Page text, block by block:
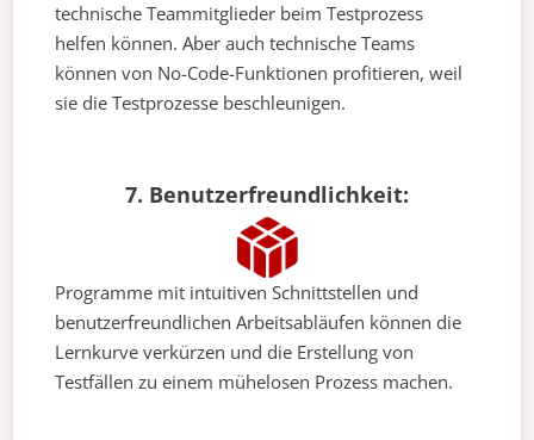
technische Teammitglieder beim Testprozess
helfen können. Aber auch technische Teams
können von No-Code-Funktionen profitieren, weil
sie die Testprozesse beschleunigen.
7. Benutzerfreundlichkeit:
Programme mit intuitiven Schnittstellen und
benutzerfreundlichen Arbeitsabläufen können die
Lernkurve verkürzen und die Erstellung von
Testfällen zu einem mühelosen Prozess machen.